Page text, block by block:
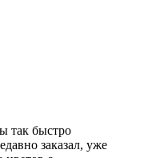
так быстро
заказал, уже